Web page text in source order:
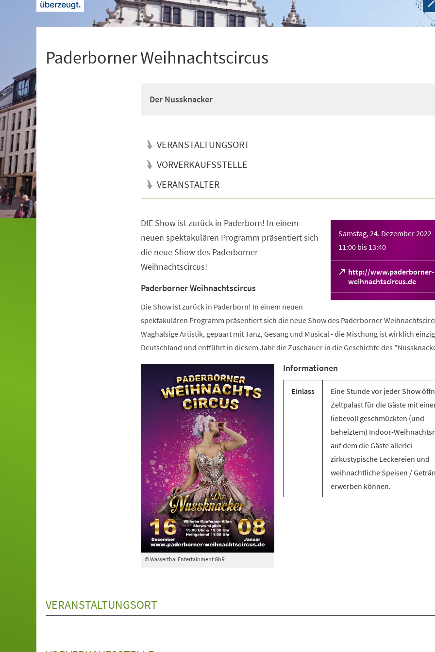
Paderborner Weihnachtscircus
Der Nussknacker
VERANSTALTUNGSORT
VORVERKAUFSSTELLE
VERANSTALTER
Samstag, 24. Dezember 2022
11:00 bis 13:40
http://www.paderborner-
weihnachtscircus.de
(Öffnet
in
einem
Tab)
DIE Show ist zurück in Paderborn! In einem
neuen spektakulären Programm präsentiert sich
die neue Show des Paderborner
Weihnachtscircus!
Paderborner Weihnachtscircus
Die Show ist zurück in Paderborn! In einem neuen
spektakulären Programm präsentiert sich die neue Show des Paderborner
Waghalsige Artistik, gepaart mit Tanz, Gesang und Musical - die Mischung ist wirklich
Deutschland und entführt in diesem Jahr die Zuschauer in die Geschichte des
© Wasserthal Entertainment GbR
Informationen
Einlass
Eine Stunde vor jeder Show
Zeltpalast für die Gäste mit
liebevoll geschmückten (und
beheiztem) Indoor-
auf dem die Gäste allerlei
zirkustypische Leckereien und
weihnachtliche Speisen /
erwerben können.
VERANSTALTUNGSORT